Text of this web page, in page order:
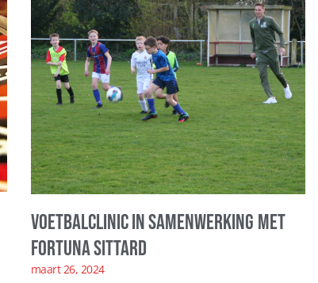
Voetbalclinic in samenwerking met
Fortuna Sittard
maart 26, 2024